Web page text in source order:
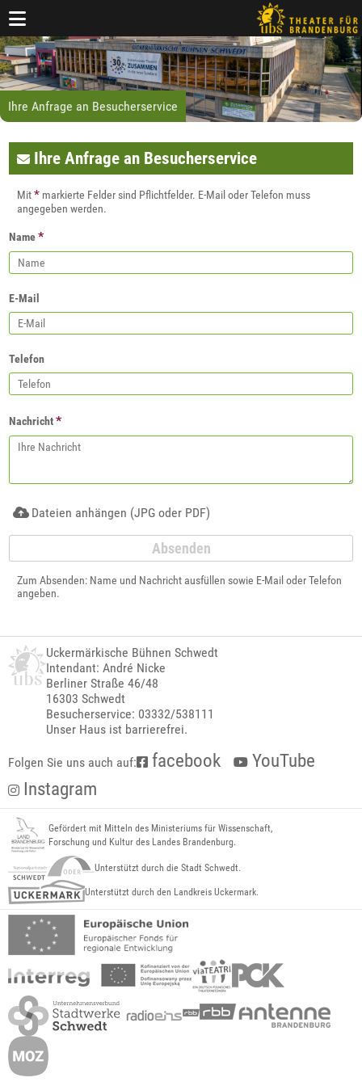
Ihre Anfrage an Besucherservice
Ihre Anfrage an Besucherservice
Mit* markierte Felder sind Pflichtfelder. E-Mail oder Telefon muss
angegeben werden.
Name*
E-Mail
Telefon
Nachricht*
Dateien anhängen (JPG oder PDF)
Zum Absenden: Name und Nachricht ausfüllen sowie E-Mail oder Telefon
angeben.
Uckermärkische Bühnen Schwedt
Intendant: André Nicke
Berliner Straße 46/48
16303 Schwedt
Besucherservice: 03332/538111
Unser Haus ist barrierefrei.
Folgen Sie uns auch auf: facebook
YouTube
Instagram
Gefördert mit Mitteln des Ministeriums für Wissenschaft,
Forschung und Kultur des Landes Brandenburg.
Unterstützt durch die Stadt Schwedt.
Unterstützt durch den Landkreis Uckermark.